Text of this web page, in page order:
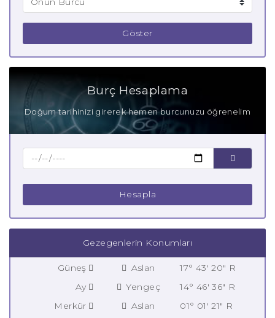
Göster
Burç Hesaplama
Doğum tarihinizi girerek hemen burcunuzu öğrenelim
Hesapla
Gezegenlerin Konumları
Güneş Aslan
17° 43' 20" R
Ay
Yengeç
14° 46' 36" R
Merkür
Aslan
01° 01' 21" R